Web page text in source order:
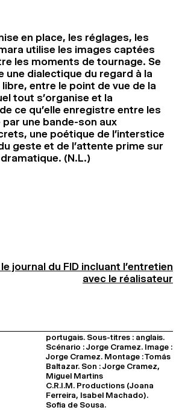
en place, les réglages, les
utilise les images captées
les moments de tournage. Se
une dialectique du regard à la
entre le point de vue de la
tout s’organise et la
ce qu’elle enregistre entre les
une bande-son aux
une poétique de l’interstice
geste et de l’attente prime sur
(N.L.)
journal du FID incluant l’entretien
avec le réalisateur
portugais. Sous-titres : anglais.
Scénario : Jorge Cramez. Image :
Jorge Cramez. Montage : Tomás
Baltazar. Son : Jorge Cramez,
Miguel Martins
C.R.I.M. Productions (Joana
Ferreira, Isabel Machado).
Sofia de Sousa.